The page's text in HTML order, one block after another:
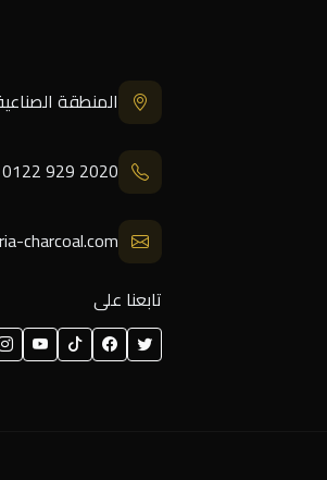
المنطقة
929 2020
charcoal.com
تابعنا على